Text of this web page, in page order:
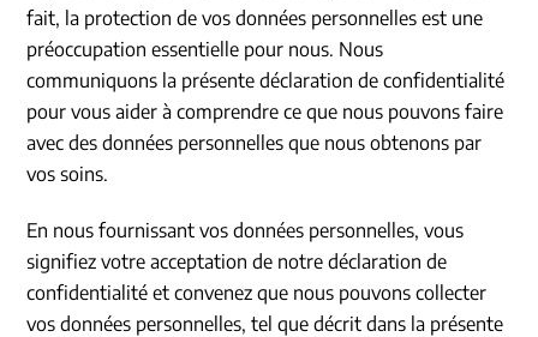
fait, la protection de vos données personnelles est une
préoccupation essentielle pour nous. Nous
communiquons la présente déclaration de confidentialité
pour vous aider à comprendre ce que nous pouvons faire
avec des données personnelles que nous obtenons par
vos soins.
En nous fournissant vos données personnelles, vous
signifiez votre acceptation de notre déclaration de
confidentialité et convenez que nous pouvons collecter
vos données personnelles, tel que décrit dans la présente